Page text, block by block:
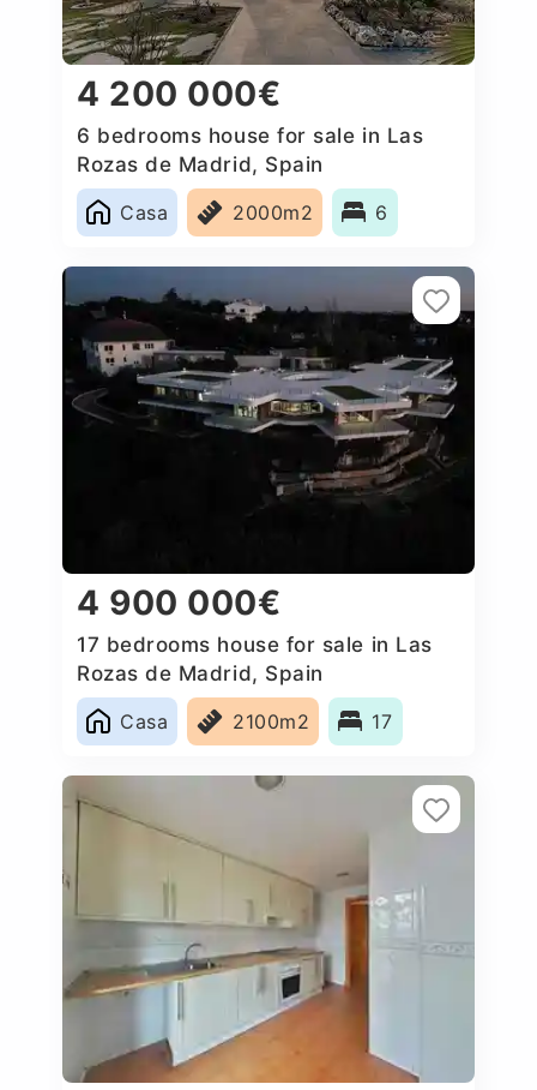
4 200 000€
6 bedrooms house for sale in Las
Rozas de Madrid, Spain
Casa
2000m2 6
4 900 000€
17 bedrooms house for sale in Las
Rozas de Madrid, Spain
Casa
2100m2 17